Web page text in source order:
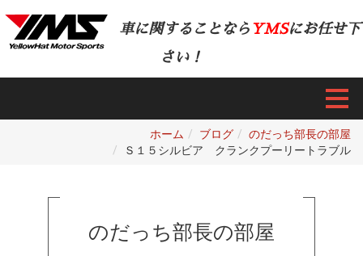
車に関することなら YMSにお任せ下
さい！
ホーム ブログ
のだっち部長の部屋
Ｓ１５シルビア クランクプーリートラブル
のだっち部長の部屋